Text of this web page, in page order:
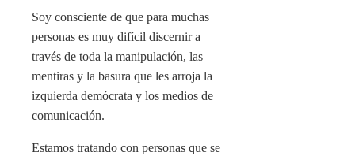
Soy consciente de que para muchas
personas es muy difícil discernir a
través de toda la manipulación, las
mentiras y la basura que les arroja la
izquierda demócrata y los medios de
comunicación.
Estamos tratando con personas que se